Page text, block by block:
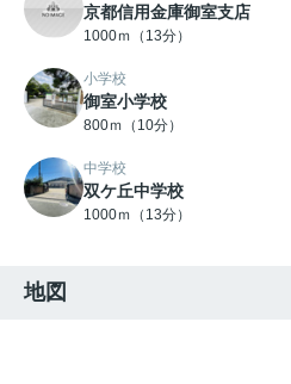
京都信用金庫御室支店
1000ｍ（13分）
小学校
御室小学校
800ｍ（10分）
中学校
双ケ丘中学校
1000ｍ（13分）
地図